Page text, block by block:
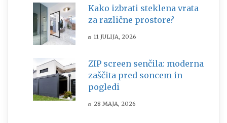
Kako izbrati steklena vrata
za različne prostore?
11 JULIJA, 2026
ZIP screen senčila: moderna
zaščita pred soncem in
pogledi
28 MAJA, 2026